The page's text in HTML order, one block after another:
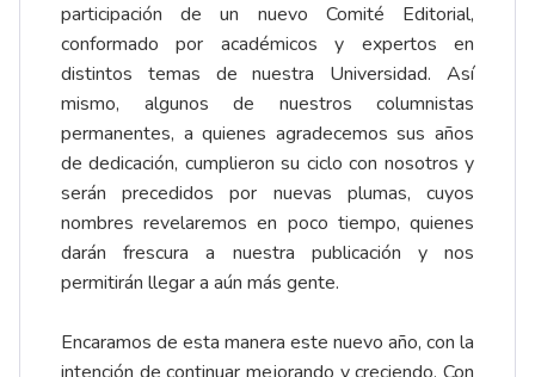
participación de un nuevo Comité Editorial,
conformado por académicos y expertos en
distintos temas de nuestra Universidad. Así
mismo, algunos de nuestros columnistas
permanentes, a quienes agradecemos sus años
de dedicación, cumplieron su ciclo con nosotros y
serán precedidos por nuevas plumas, cuyos
nombres revelaremos en poco tiempo, quienes
darán frescura a nuestra publicación y nos
permitirán llegar a aún más gente.
Encaramos de esta manera este nuevo año, con la